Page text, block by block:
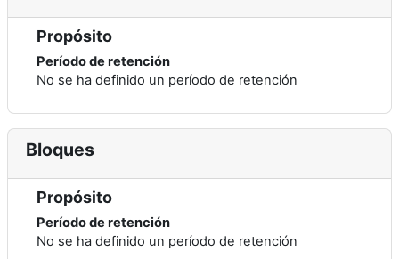
Propósito
Período de retención
No se ha definido un período de retención
Bloques
Propósito
Período de retención
No se ha definido un período de retención